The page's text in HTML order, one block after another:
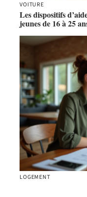
VOITURE
Les dispositifs
jeunes de 16 à 25
LOGEMENT